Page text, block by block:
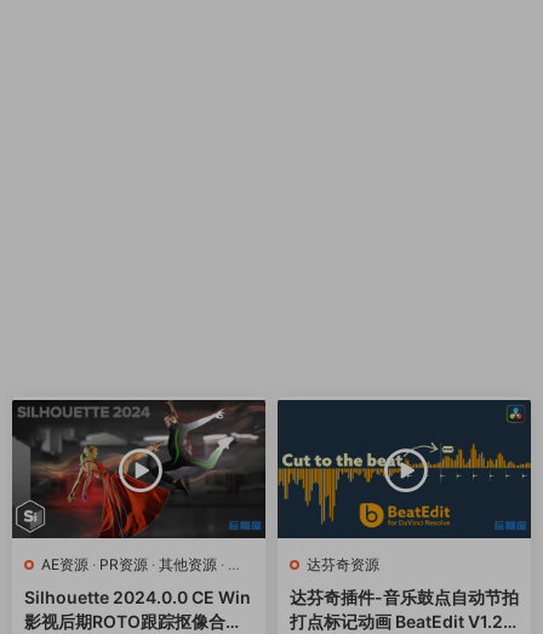
AE资源 · PR资源 · 其他资源 · 达
芬奇资源
Silhouette 2024.0.0 CE Win
影视后期ROTO跟踪抠像合成
达芬奇资源
达芬奇插件-音乐鼓点自动节拍
打点标记动画 BeatEdit V1.2.0